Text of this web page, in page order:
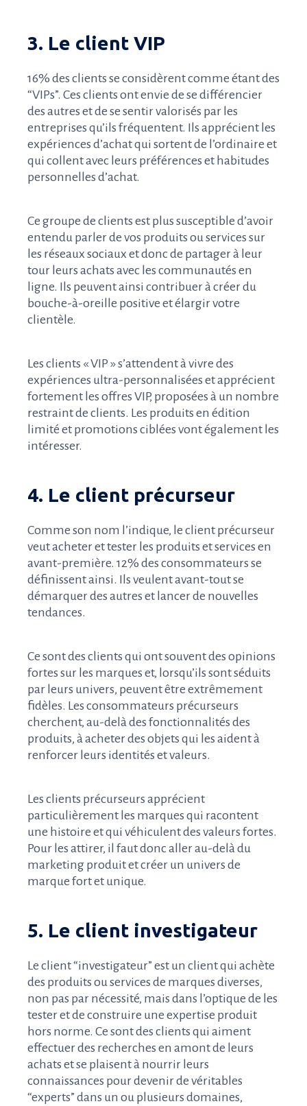
3. Le client VIP
16% des clients se considèrent comme étant des
“VIPs”. Ces clients ont envie de se différencier
des autres et de se sentir valorisés par les
entreprises qu’ils fréquentent. Ils apprécient les
expériences d’achat qui sortent de l’ordinaire et
qui collent avec leurs préférences et habitudes
personnelles d’achat.
Ce groupe de clients est plus susceptible d’avoir
entendu parler de vos produits ou services sur
les réseaux sociaux et donc de partager à leur
tour leurs achats avec les communautés en
ligne. Ils peuvent ainsi contribuer à créer du
bouche-à-oreille positive et élargir votre
clientèle.
Les clients « VIP » s’attendent à vivre des
expériences ultra-personnalisées et apprécient
fortement les offres VIP, proposées à un nombre
restraint de clients. Les produits en édition
limité et promotions ciblées vont également les
intéresser.
4. Le client précurseur
Comme son nom l’indique, le client précurseur
veut acheter et tester les produits et services en
avant-première. 12% des consommateurs se
définissent ainsi. Ils veulent avant-tout se
démarquer des autres et lancer de nouvelles
tendances.
Ce sont des clients qui ont souvent des opinions
fortes sur les marques et, lorsqu’ils sont séduits
par leurs univers, peuvent être extrêmement
fidèles. Les consommateurs précurseurs
cherchent, au-delà des fonctionnalités des
produits, à acheter des objets qui les aident à
renforcer leurs identités et valeurs.
Les clients précurseurs apprécient
particulièrement les marques qui racontent
une histoire et qui véhiculent des valeurs fortes.
Pour les attirer, il faut donc aller au-delà du
marketing produit et créer un univers de
marque fort et unique.
5. Le client investigateur
Le client “investigateur” est un client qui achète
des produits ou services de marques diverses,
non pas par nécessité, mais dans l’optique de les
tester et de construire une expertise produit
hors norme. Ce sont des clients qui aiment
effectuer des recherches en amont de leurs
achats et se plaisent à nourrir leurs
connaissances pour devenir de véritables
“experts” dans un ou plusieurs domaines,